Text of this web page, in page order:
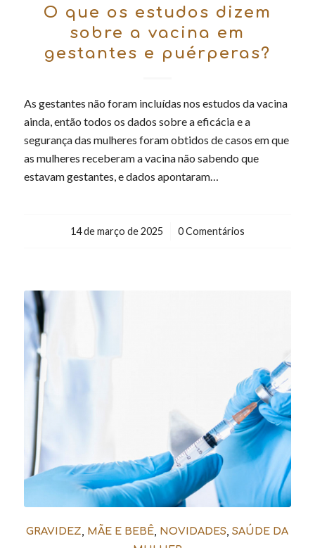
O que os estudos dizem
sobre a vacina em
gestantes e puérperas?
As gestantes não foram incluídas nos estudos da vacina
ainda, então todos os dados sobre a eficácia e a
segurança das mulheres foram obtidos de casos em que
as mulheres receberam a vacina não sabendo que
estavam gestantes, e dados apontaram…
14 de março de 2025
/ 0 Comentários
GRAVIDEZ MÃE E BEBÊ NOVIDADES ,SAÚDE DA